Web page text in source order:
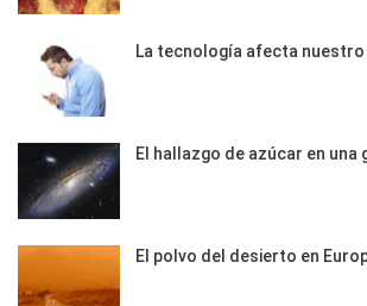
La tecnología afecta
El hallazgo de azúcar en una
El polvo del desierto en